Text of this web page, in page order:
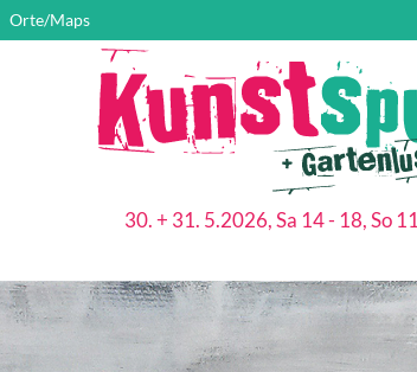
Orte/Maps
30. + 31. 5.2026, Sa 14 - 18, So